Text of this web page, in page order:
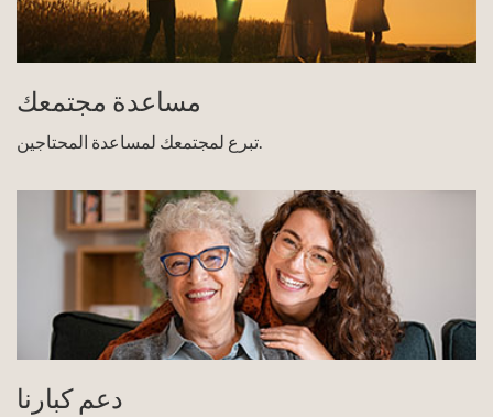
مساعدة مجتمعك
تبرع لمجتمعك لمساعدة المحتاجين.
دعم كبارنا